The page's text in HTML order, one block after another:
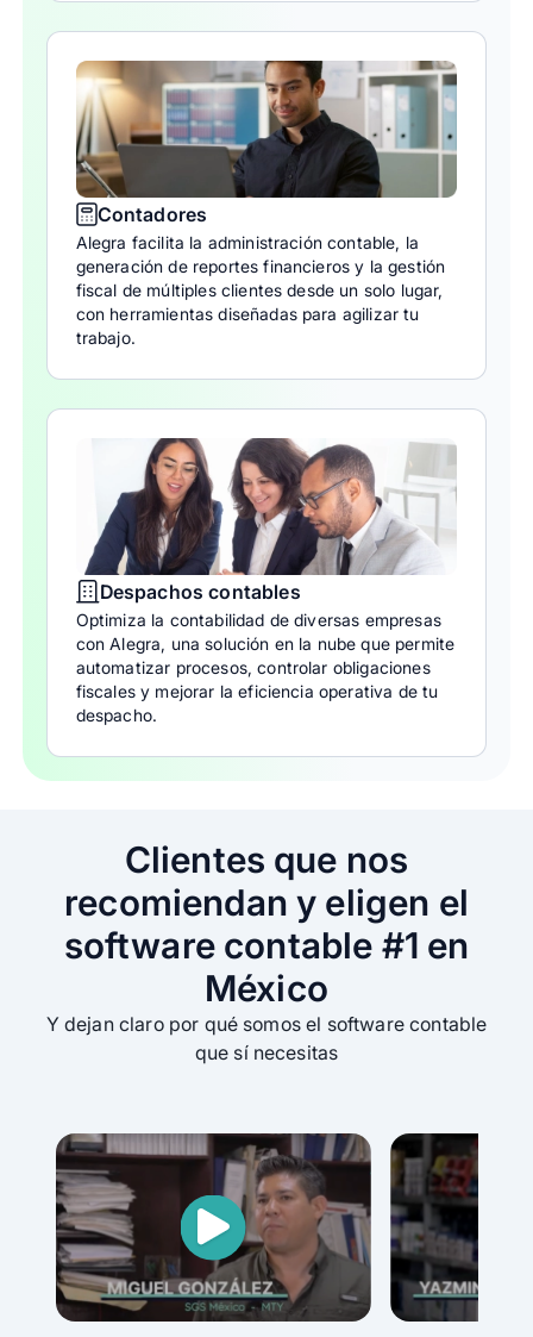
Contadores
Alegra facilita la administración contable, la
generación de reportes financieros y la gestión
fiscal de múltiples clientes desde un solo lugar,
con herramientas diseñadas para agilizar tu
trabajo.
Despachos contables
Optimiza la contabilidad de diversas empresas
con Alegra, una solución en la nube que permite
automatizar procesos, controlar obligaciones
fiscales y mejorar la eficiencia operativa de tu
despacho.
Clientes que nos
recomiendan y eligen el
software contable #1 en
México
Y dejan claro por qué somos el software contable
que sí necesitas